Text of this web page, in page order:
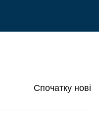
Спочатку нові